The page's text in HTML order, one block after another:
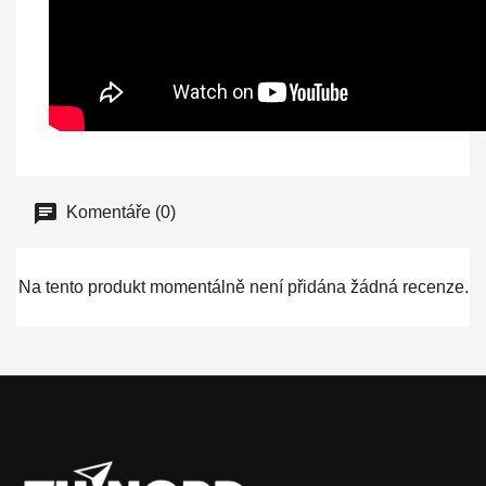
Komentáře (0)
Na tento produkt momentálně není přidána žádná recenze.